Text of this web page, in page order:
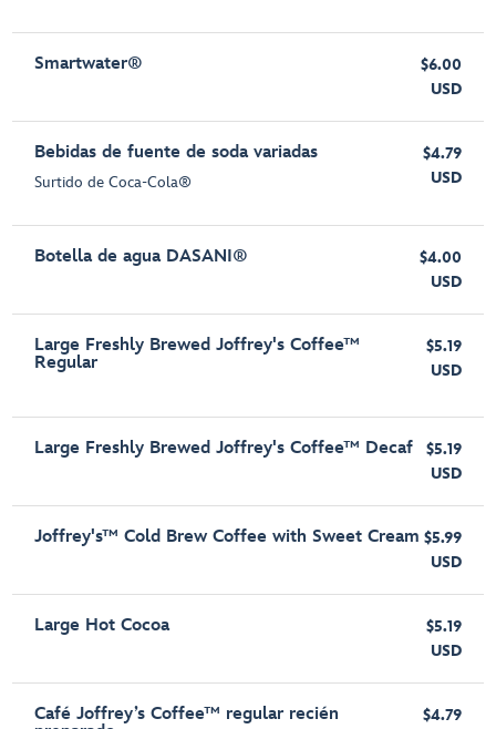
Smartwater®
$6.00
USD
Bebidas de fuente de soda variadas
Surtido de Coca-Cola®
$4.79
USD
Botella de agua DASANI®
$4.00
USD
Large Freshly Brewed Joffrey's Coffee™
Regular
$5.19
USD
Large Freshly Brewed Joffrey's Coffee™ Decaf
$5.19
USD
Joffrey's™ Cold Brew Coffee with Sweet Cream $5.99
USD
Large Hot Cocoa
$5.19
USD
Café Joffrey’s Coffee™ regular recién
$4.79